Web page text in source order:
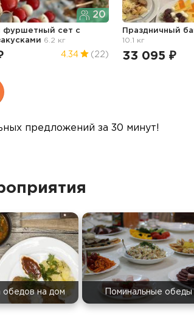
20
фуршетный сет с
6.2 кг
4.34 (22)
Праздничный
10.1 кг
33 095 ₽
предложений за 30 минут!
обедов на дом Поминальные обеды